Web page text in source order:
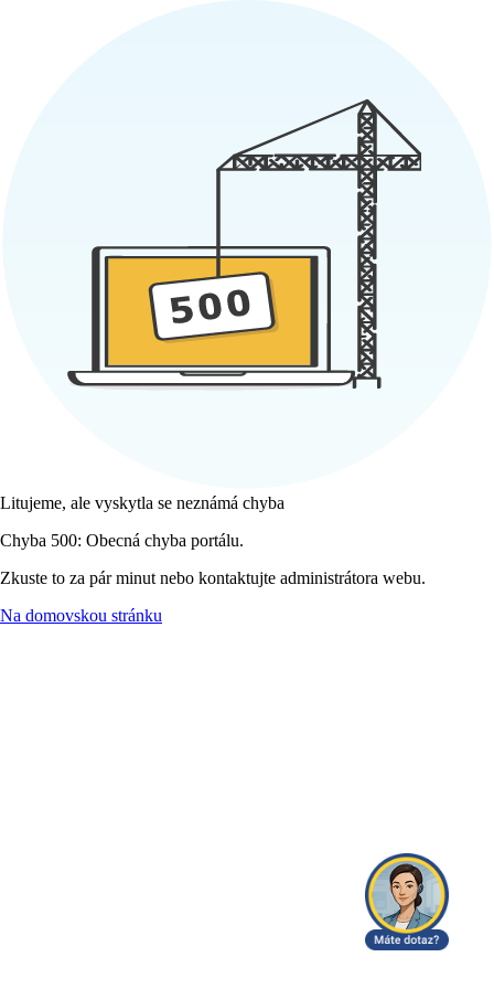
Litujeme, ale vyskytla se neznámá chyba
Chyba 500: Obecná chyba portálu.
Zkuste to za pár minut nebo kontaktujte administrátora webu.
Na domovskou stránku